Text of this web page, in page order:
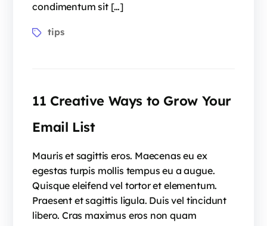
condimentum sit […]
tips
11 Creative Ways to Grow Your
Email List
Mauris et sagittis eros. Maecenas eu ex
egestas turpis mollis tempus eu a augue.
Quisque eleifend vel tortor et elementum.
Praesent et sagittis ligula. Duis vel tincidunt
libero. Cras maximus eros non quam